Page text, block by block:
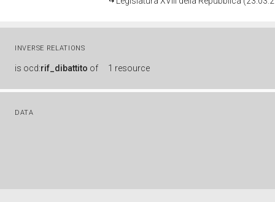
INVERSE RELATIONS
is ocd:rif_dibattito of 1 resource
DATA